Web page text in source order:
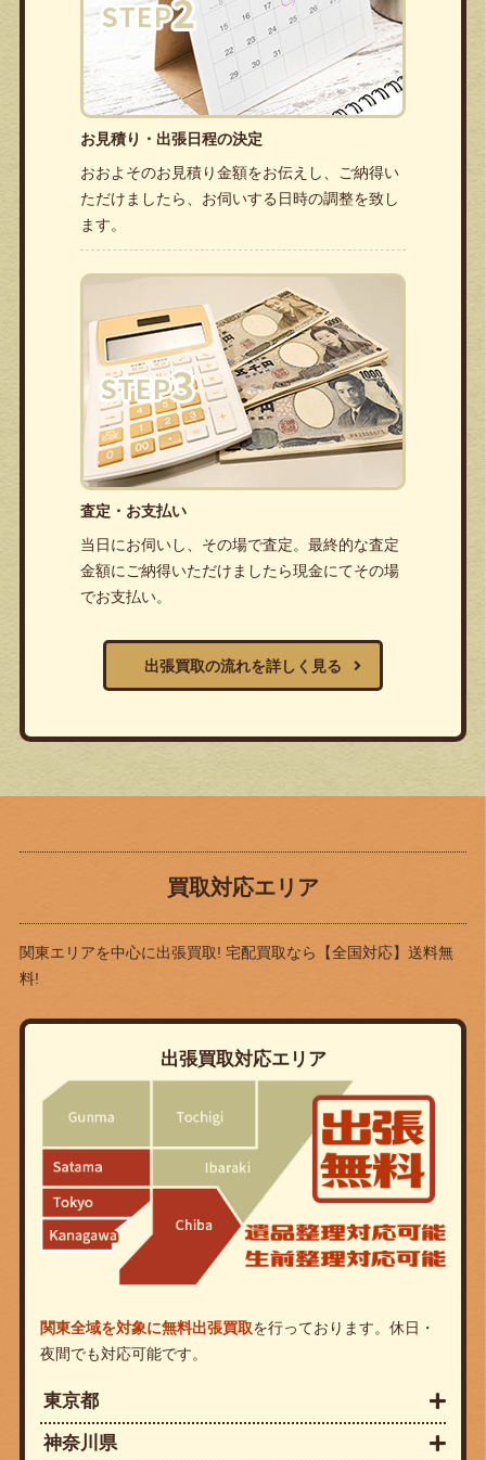
お見積り・出張日程の決定
おおよそのお見積り金額をお伝えし、ご納得い
ただけましたら、お伺いする日時の調整を致し
ます。
査定・お支払い
当日にお伺いし、その場で査定。最終的な査定
金額にご納得いただけましたら現金にてその場
でお支払い。
出張買取の流れを詳しく見る
買取対応エリア
関東エリアを中心に出張買取! 宅配買取なら
【全国対応】送料無
料!
出張買取対応エリア
関東全域を対象に無料出張買取を行っております。休日・
夜間でも対応可能です。
東京都
神奈川県